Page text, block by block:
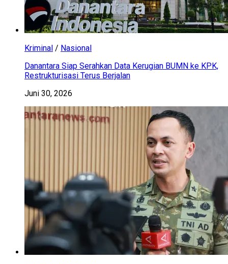
Kriminal / Nasional
Danantara Siap Serahkan Data Kerugian BUMN ke KPK,
Restrukturisasi Terus Berjalan
Juni 30, 2026